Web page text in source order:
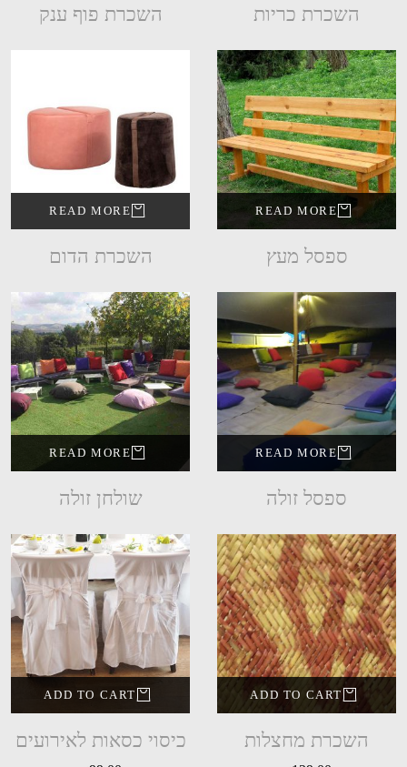
השכרת כריות השכרת פוף ענק
READ MORE
ספסל מעץ
READ MORE
השכרת הדום
READ MORE
ספסל זולה
READ MORE
שולחן זולה
ADD TO CART
השכרת מחצלות
ADD TO CART
כיסוי כסאות לאירועים